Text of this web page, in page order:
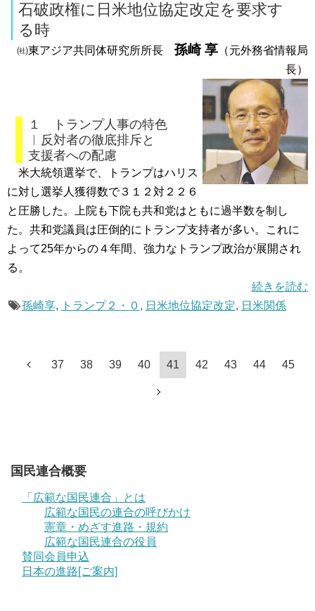
石破政権に日米地位協定改定を要求す
る時
㈳東アジア共同体研究所所長 孫崎 享 （元外務省情報局
長）
１ トランプ人事の特色
︱反対者の徹底排斥と
支援者への配慮
米大統領選挙で、トランプはハリス
に対し選挙人獲得数で３１２対２２６
と圧勝した。上院も下院も共和党はともに過半数を制し
た。共和党議員は圧倒的にトランプ支持者が多い。これに
よって25年からの４年間、強力なトランプ政治が展開され
る。
続きを読む
孫崎享, トランプ２・０ , 日米地位協定改定, 日米関係
37 38 39 40 41 42 43 44 45
国民連合概要
「広範な国民連合」とは
広範な国民の連合の呼びかけ
憲章・めざす進路・規約
広範な国民連合の役員
賛同会員申込
日本の進路[ご案内]